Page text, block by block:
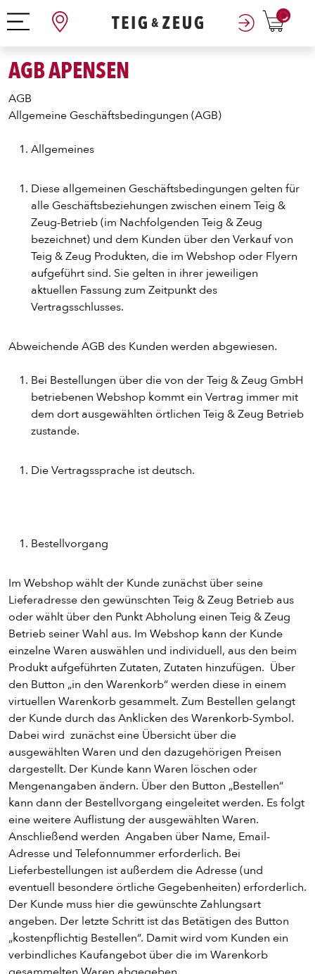
0
AGB APENSEN
AGB
Allgemeine Geschäftsbedingungen (AGB)
Allgemeines
Diese allgemeinen Geschäftsbedingungen gelten für
alle Geschäftsbeziehungen zwischen einem Teig &
Zeug-Betrieb (im Nachfolgenden Teig & Zeug
bezeichnet) und dem Kunden über den Verkauf von
Teig & Zeug Produkten, die im Webshop oder Flyern
aufgeführt sind. Sie gelten in ihrer jeweiligen
aktuellen Fassung zum Zeitpunkt des
Vertragsschlusses.
Abweichende AGB des Kunden werden abgewiesen.
Bei Bestellungen über die von der Teig & Zeug GmbH
betriebenen Webshop kommt ein Vertrag immer mit
dem dort ausgewählten örtlichen Teig & Zeug Betrieb
zustande.
Die Vertragssprache ist deutsch.
Bestellvorgang
Im Webshop wählt der Kunde zunächst über seine
Lieferadresse den gewünschten Teig & Zeug Betrieb aus
oder wählt über den Punkt Abholung einen Teig & Zeug
Betrieb seiner Wahl aus. Im Webshop kann der Kunde
einzelne Waren auswählen und individuell, aus den beim
Produkt aufgeführten Zutaten, Zutaten hinzufügen. Über
den Button „in den Warenkorb“ werden diese in einem
virtuellen Warenkorb gesammelt. Zum Bestellen gelangt
der Kunde durch das Anklicken des Warenkorb-Symbol.
Dabei wird zunächst eine Übersicht über die
ausgewählten Waren und den dazugehörigen Preisen
dargestellt. Der Kunde kann Waren löschen oder
Mengenangaben ändern. Über den Button „Bestellen“
kann dann der Bestellvorgang eingeleitet werden. Es folgt
eine weitere Auflistung der ausgewählten Waren.
Anschließend werden Angaben über Name, Email-
Adresse und Telefonnummer erforderlich. Bei
Lieferbestellungen ist außerdem die Adresse (und
eventuell besondere örtliche Gegebenheiten) erforderlich.
Der Kunde muss hier die gewünschte Zahlungsart
angeben. Der letzte Schritt ist das Betätigen des Button
„kostenpflichtig Bestellen“. Damit wird vom Kunden ein
verbindliches Kaufangebot über die im Warenkorb